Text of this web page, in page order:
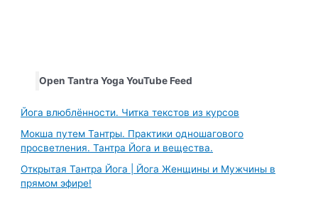
Open Tantra Yoga YouTube Feed
Йога влюблённости. Читка текстов из курсов
Мокша путем Тантры. Практики одношагового
просветления. Тантра Йога и вещества.
Открытая Тантра Йога | Йога Женщины и Мужчины в
прямом эфире!